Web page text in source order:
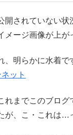
開されていない状
メージ画像が上が
明らかに水着で
ット
れまでこのブログ
が、こ・これは…